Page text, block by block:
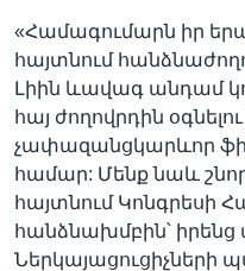
«Համագումարն իր
հայտնում
Լիին ևավագ անդամ
հայ ժողովրդին
չափազանցկարևոր
համար: Մենք նաև
հայտնում Կոնգրեսի
հանձնախմբին՝
Ներկայացուցիչների